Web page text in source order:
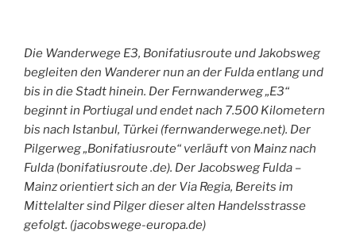
Die Wanderwege E3, Bonifatiusroute und Jakobsweg
begleiten den Wanderer nun an der Fulda entlang und
bis in die Stadt hinein. Der Fernwanderweg „E3“
beginnt in Portiugal und endet nach 7.500 Kilometern
bis nach Istanbul, Türkei (fernwanderwege.net). Der
Pilgerweg „Bonifatiusroute“ verläuft von Mainz nach
Fulda (bonifatiusroute .de). Der Jacobsweg Fulda –
Mainz orientiert sich an der Via Regia, Bereits im
Mittelalter sind Pilger dieser alten Handelsstrasse
gefolgt. (jacobswege-europa.de)